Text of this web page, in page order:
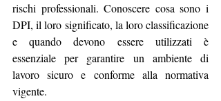
rischi professionali. Conoscere cosa sono i
DPI, il loro significato, la loro classificazione
e quando devono essere utilizzati è
essenziale per garantire un ambiente di
lavoro sicuro e conforme alla normativa
vigente.